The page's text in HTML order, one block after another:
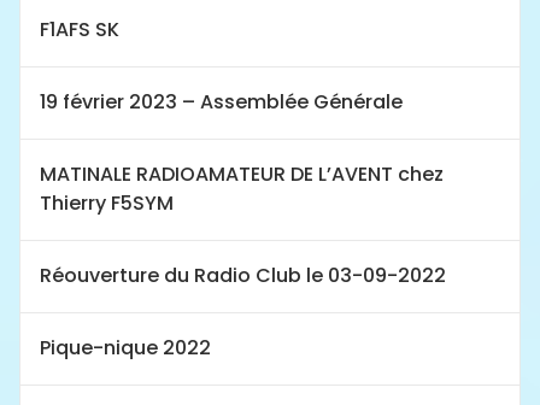
F1AFS SK
19 février 2023 – Assemblée Générale
MATINALE RADIOAMATEUR DE L’AVENT chez
Thierry F5SYM
Réouverture du Radio Club le 03-09-2022
Pique-nique 2022